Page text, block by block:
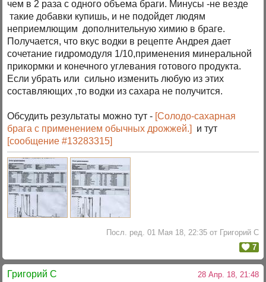
чем в 2 раза с одного объема браги. Минусы -не везде
такие добавки купишь, и не подойдет людям
неприемлющим дополнительную химию в браге.
Получается, что вкус водки в рецепте Андрея дает
сочетание гидромодуля 1/10,применения минеральной
прикормки и конечного углевания готового продукта.
Если убрать или сильно изменить любую из этих
составляющих ,то водки из сахара не получится.
Обсудить результаты можно тут - [Солодо-сахарная
брага с применением обычных дрожжей.]
и тут
[сообщение #13283315]
Посл. ред. 01 Мая 18, 22:35 от Григорий C
7
Григорий C 28 Апр. 18, 21:48